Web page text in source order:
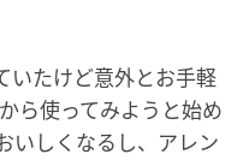
いたけど意外とお手軽
ら使ってみようと始め
いしくなるし、アレン